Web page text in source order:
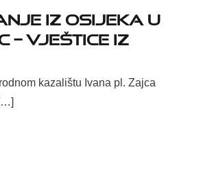
iz Osijeka u
– Vještice iz
kazalištu Ivana pl. Zajca